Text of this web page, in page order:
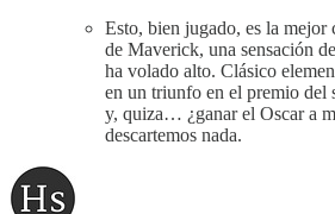
Esto, bien jugado, es la mejor
de Maverick, una sensación
ha volado alto. Clásico
en un triunfo en el premio del
y, quiza… ¿ganar el Oscar a
descartemos nada.